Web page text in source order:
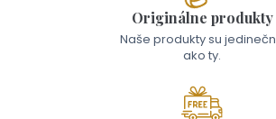
Originálne produkty
Naše produkty su
ako ty.